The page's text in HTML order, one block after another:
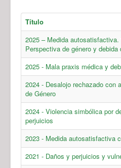
Título
2025 – Medida
Perspectiva de género y debida
2025 - Mala praxis médica y
2024 - Desalojo rechazado con
de Género
2024 - Violencia simbólica por
perjuicios
2023 - Medida autosatisfactiva
2021 - Daños y perjuicios y